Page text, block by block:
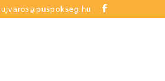
ujvaros@puspokseg.hu